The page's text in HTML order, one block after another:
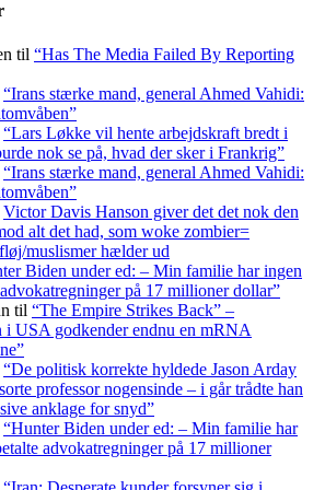
til “Has The Media Failed By Reporting
“Irans stærke mand, general Ahmed Vahidi:
“Lars Løkke vil hente arbejdskraft bredt i
nok se på, hvad der sker i Frankrig”
“Irans stærke mand, general Ahmed Vahidi:
Victor Davis Hanson giver det det nok den
alt det had, som woke zombier=
muslismer hælder ud
Biden under ed: – Min familie har ingen
på 17 millioner dollar”
til “The Empire Strikes Back” –
i USA godkender endnu en mRNA
“De politisk korrekte hyldede Jason Arday
professor nogensinde – i går trådte han
anklage for snyd”
“Hunter Biden under ed: – Min familie har
advokat­regninger på 17 millioner